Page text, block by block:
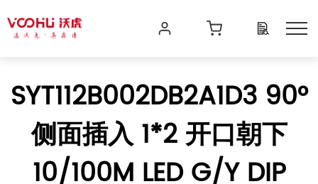
SYT112B002DB2A1D3 90°
侧面插入 1*2 开口朝下
10/100M LED G/Y DIP